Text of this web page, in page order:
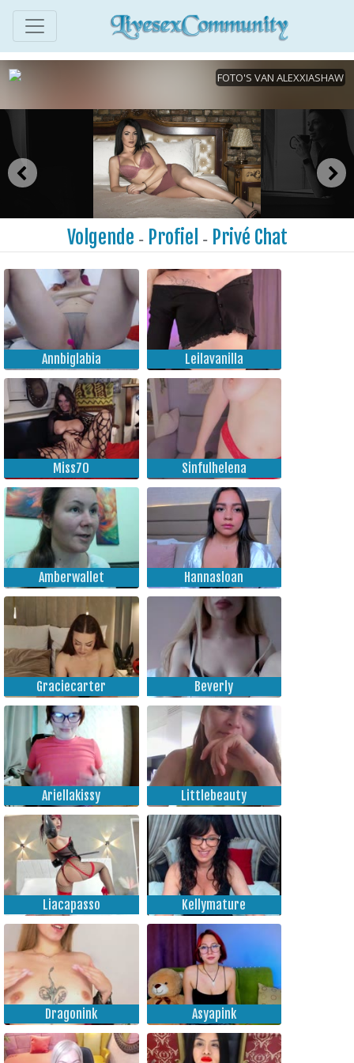
Volgende - Profiel - Privé Chat
Annbiglabia Leilavanilla
Miss70 Sinfulhelena
Amberwallet Hannasloan
Graciecarter Beverly
Ariellakissy Littlebeauty
Liacapasso Kellymature
Dragonink Asyapink